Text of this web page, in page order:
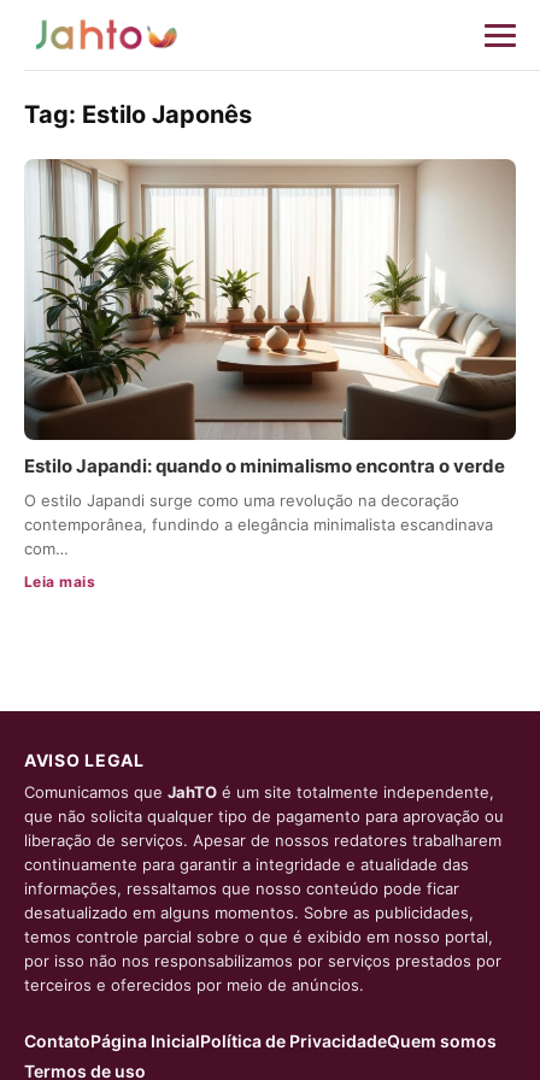
Tag: Estilo Japonês
Estilo Japandi: quando o minimalismo encontra o verde
O estilo Japandi surge como uma revolução na decoração
contemporânea, fundindo a elegância minimalista escandinava
com…
Leia mais
AVISO LEGAL
Comunicamos que JahTO é um site totalmente independente,
que não solicita qualquer tipo de pagamento para aprovação ou
liberação de serviços. Apesar de nossos redatores trabalharem
continuamente para garantir a integridade e atualidade das
informações, ressaltamos que nosso conteúdo pode ficar
desatualizado em alguns momentos. Sobre as publicidades,
temos controle parcial sobre o que é exibido em nosso portal,
por isso não nos responsabilizamos por serviços prestados por
terceiros e oferecidos por meio de anúncios.
ContatoPágina InicialPolítica de PrivacidadeQuem somos
Termos de uso